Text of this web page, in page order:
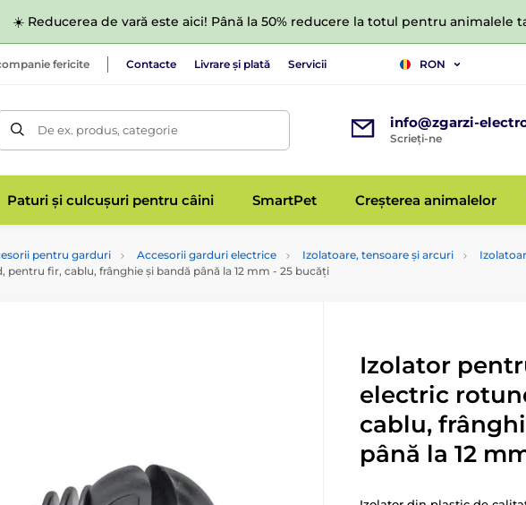
☀️ Reducerea de vară este aici! Până la 50% reducere la totul pentru animalele
fericite Contacte Livrare și plată Servicii RON
De ex. produs, categorie info@zgarzi-
Scrieți-ne
Paturi și culcușuri pentru câini SmartPet Creșterea animalelor
pentru garduri Accesorii garduri electrice Izolatoare, tensoare și arcuri
fir, cablu, frânghie și bandă până la 12 mm - 25 bucăți
Izolator
electric
cablu,
până la 12